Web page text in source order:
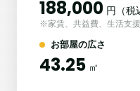
188,000 円（税
※家賃、共益費、生活支
お部屋の広さ
43.25 ㎡